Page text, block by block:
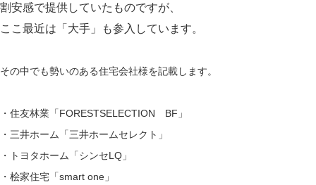
割安感で提供していたものですが、
ここ最近は「大手」も参入しています。
その中でも勢いのある住宅会社様を記載します。
・住友林業「FORESTSELECTION BF 」
・三井ホーム「三井ホームセレクト 」
・トヨタホーム「シンセLQ 」
・桧家住宅「smart one 」